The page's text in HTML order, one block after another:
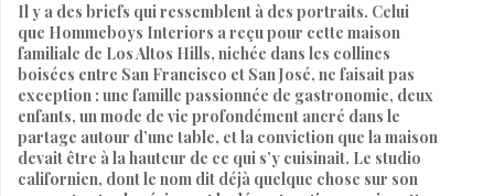
Il y a des briefs qui ressemblent à des portraits. Celui
que Hommeboys Interiors a reçu pour cette maison
familiale de Los Altos Hills, nichée dans les collines
boisées entre San Francisco et San José, ne faisait pas
exception : une famille passionnée de gastronomie, deux
enfants, un mode de vie profondément ancré dans le
partage autour d’une table, et la conviction que la maison
devait être à la hauteur de ce qui s’y cuisinait. Le studio
californien, dont le nom dit déjà quelque chose sur son